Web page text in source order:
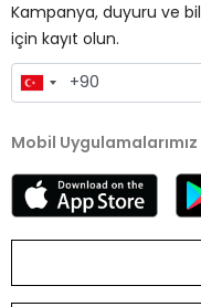
Kampanya, duyuru ve
için kayıt olun.
Mobil Uygulamalarımız